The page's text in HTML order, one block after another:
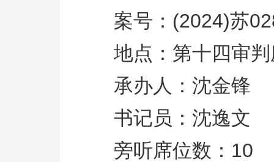
案号： (2024)苏
地点：第十四审
承办人：沈金锋
书记员：沈逸文
旁听席位数： 10